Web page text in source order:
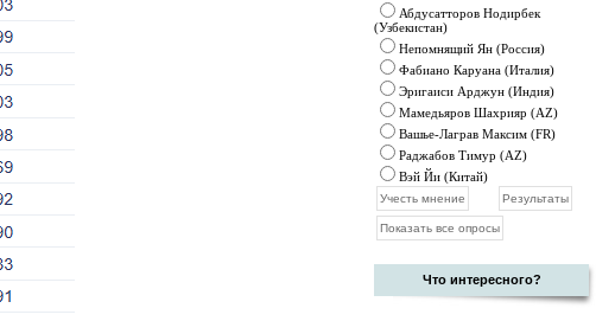
Абдусатторов Нодирбек
(Узбекистан)
Непомнящий Ян (Россия)
Фабиано Каруана (Италия)
Эригаиси Арджун (Индия)
Мамедьяров Шахрияр (AZ)
Вашье-Лаграв Максим (FR)
Раджабов Тимур (AZ)
Вэй Йи (Китай)
Что интересного?